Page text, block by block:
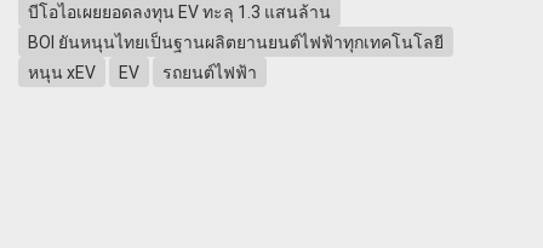
บีโอไอเผยยอดลงทุน EV ทะลุ 1.3 แสนล้าน
BOI ยันหนุนไทยเป็นฐานผลิตยานยนต์ไฟฟ้าทุกเทคโนโลยี
หนุน xEV
EV รถยนต์ไฟฟ้า